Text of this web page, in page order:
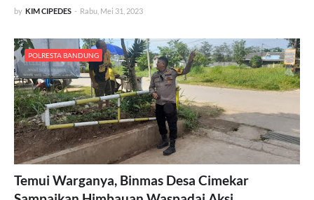
by KIM CIPEDES - Rabu, Mei 31, 2023
POLRESTA BANDUNG
Temui Warganya, Binmas Desa Cimekar